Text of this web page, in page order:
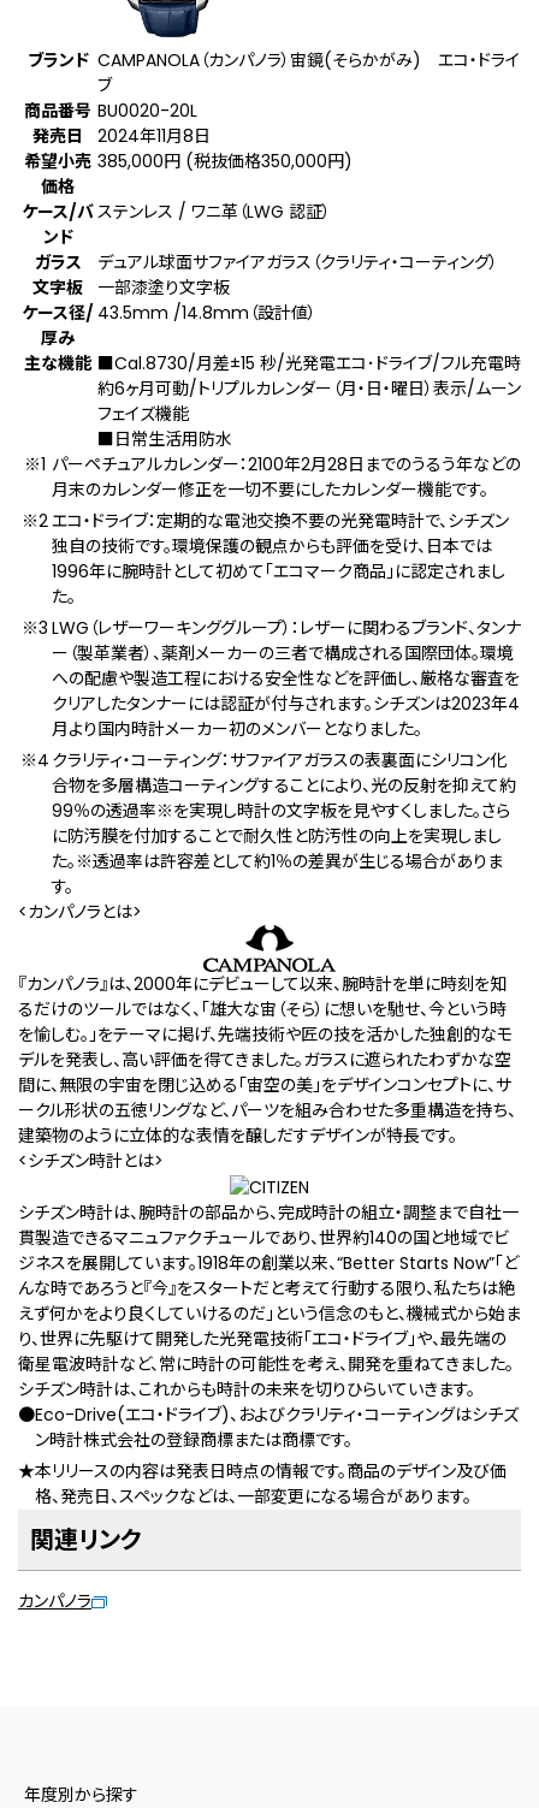
ブランド CAMPANOLA（カンパノラ）宙鏡(そらかがみ) エコ・ドライ
ブ
商品番号 BU0020-20L
発売日
2024年11月8日
希望小売
価格
385,000円 (税抜価格350,000円)
ケース/バ
ンド
ステンレス / ワニ革（LWG 認証）
ガラス
デュアル球面サファイアガラス（クラリティ・コーティング）
文字板
一部漆塗り文字板
ケース径/
厚み
43.5mm /14.8mm（設計値）
主な機能 ■Cal.8730/月差±15 秒/光発電エコ･ドライブ/フル充電時
約6ヶ月可動/トリプルカレンダー（月・日・曜日）表示/ムーン
フェイズ機能
■日常生活用防水
パーペチュアルカレンダー：2100年2月28日までのうるう年などの
月末のカレンダー修正を一切不要にしたカレンダー機能です。
エコ・ドライブ：定期的な電池交換不要の光発電時計で、シチズン
独自の技術です。環境保護の観点からも評価を受け、日本では
1996年に腕時計として初めて「エコマーク商品」に認定されまし
た。
LWG（レザーワーキンググループ）：レザーに関わるブランド、タンナ
ー（製革業者）、薬剤メーカーの三者で構成される国際団体。環境
への配慮や製造工程における安全性などを評価し、厳格な審査を
クリアしたタンナーには認証が付与されます。シチズンは2023年4
月より国内時計メーカー初のメンバーとなりました。
クラリティ・コーティング：サファイアガラスの表裏⾯にシリコン化
合物を多層構造コーティングすることにより、光の反射を抑えて約
99％の透過率※を実現し時計の文字板を見やすくしました。さら
に防汚膜を付加することで耐久性と防汚性の向上を実現しまし
た。※透過率は許容差として約1％の差異が生じる場合がありま
す。
<カンパノラとは>
『カンパノラ』は、2000年にデビューして以来、腕時計を単に時刻を知
るだけのツールではなく、「雄大な宙（そら）に想いを馳せ、今という時
を愉しむ。」をテーマに掲げ、先端技術や匠の技を活かした独創的なモ
デルを発表し、高い評価を得てきました。ガラスに遮られたわずかな空
間に、無限の宇宙を閉じ込める「宙空の美」をデザインコンセプトに、サ
ークル形状の五徳リングなど、パーツを組み合わせた多重構造を持ち、
建築物のように立体的な表情を醸しだすデザインが特長です。
<シチズン時計とは>
シチズン時計は、腕時計の部品から、完成時計の組⽴・調整まで⾃社⼀
貫製造できるマニュファクチュールであり、世界約140の国と地域でビ
ジネスを展開しています。1918年の創業以来、“Better Starts Now”「ど
んな時であろうと『今』をスタートだと考えて⾏動する限り、私たちは絶
えず何かをより良くしていけるのだ」という信念のもと、機械式から始ま
り、世界に先駆けて開発した光発電技術「エコ・ドライブ」や、最先端の
衛星電波時計など、常に時計の可能性を考え、開発を重ねてきました。
シチズン時計は、これからも時計の未来を切りひらいていきます。
Eco-Drive(エコ・ドライブ)、およびクラリティ・コーティングはシチズ
ン時計株式会社の登録商標または商標です。
本リリースの内容は発表日時点の情報です。商品のデザイン及び価
格、発売日、スペックなどは、一部変更になる場合があります。
関連リンク
カンパノラ
年度別から探す